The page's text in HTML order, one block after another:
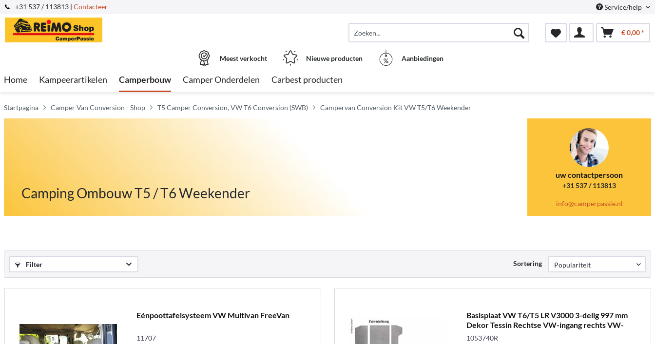
+31 537 / 113813 | Contacteer Service/help
€ 0,00 *
Meest verkocht Nieuwe producten Aanbiedingen
Home Kampeerartikelen Camperbouw Camper Onderdelen Carbest producten
Startpagina Camper Van Conversion - Shop T5 Camper Conversion, VW T6 Conversion (SWB) Campervan Conversion Kit VW T5/T6 Weekender
Camping Ombouw T5 / T6 Weekender
uw contactpersoon
+31 537 / 113813
info@camperpassie.nl
Filter Sortering
Eénpoottafelsysteem VW Multivan FreeVan
11707
Basisplaat VW T6/T5 LR V3000 3-delig 997 mm
Dekor Tessin Rechtse VW-ingang rechts VW-
ingang
1053740R